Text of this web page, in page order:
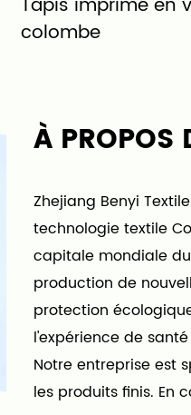
colombe
À PROPOS
Zhejiang Benyi
technologie textile
capitale mondiale
production de
protection
l'expérience de
Notre entreprise est
les produits finis. En